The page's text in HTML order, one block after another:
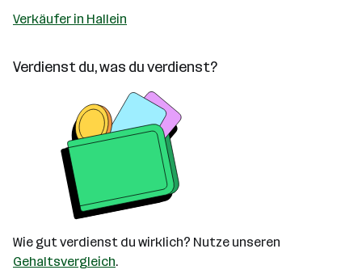
Verkäufer in Hallein
Verdienst du, was du verdienst?
Wie gut verdienst du wirklich? Nutze unseren
Gehaltsvergleich.